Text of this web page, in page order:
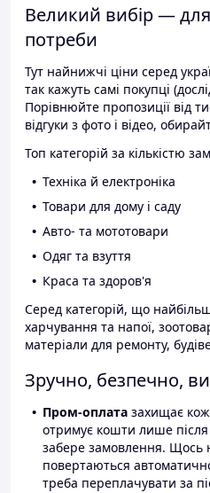
Великий вибір —
потреби
Тут найнижчі ціни серед
так кажуть самі покупці
Порівнюйте пропозиції від
відгуки з фото і відео,
Топ категорій за кількістю
Техніка й електроніка
Товари для дому і саду
Авто- та мототовари
Одяг та взуття
Краса та здоров'я
Серед категорій, що
харчування та напої,
матеріали для ремонту,
Зручно, безпечно,
Пром-оплата захищає
отримує кошти лише після
забере замовлення. Щось
повертаються
треба переплачувати за